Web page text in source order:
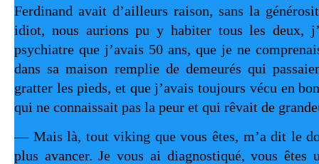
Ferdinand avait d’ailleurs raison, sans la
idiot, nous aurions pu y habiter tous les deux,
psychiatre que j’avais 50 ans, que je ne
dans sa maison remplie de demeurés qui
gratter les pieds, et que j’avais toujours vécu en
qui ne connaissait pas la peur et qui rêvait de
— Mais là, tout viking que vous êtes, m’a dit le
plus avancer. Je vous ai diagnostiqué, vous êtes